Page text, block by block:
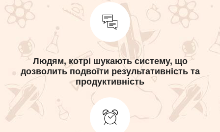
Людям, котрі шукають систему, що
дозволить подвоїти результативність та
продуктивність